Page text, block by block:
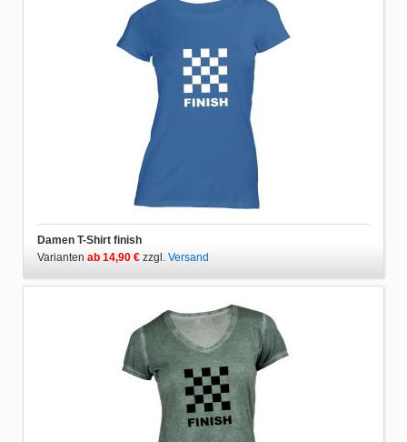
Damen T-Shirt finish
Varianten ab 14,90 € zzgl. Versand